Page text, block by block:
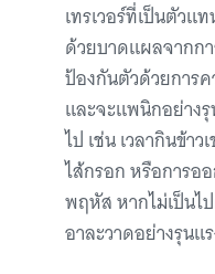
เทรเวอร์ที่เป็นตัว
ด้วยบาดแผลจากก
ป้องกันตัวด้วยการ
และจะแพนิกอย่าง
ไป เช่น เวลากินข้า
ไส้กรอก หรือการอ
พฤหัส หากไม่เป็นไ
อาละวาดอย่างรุนแ